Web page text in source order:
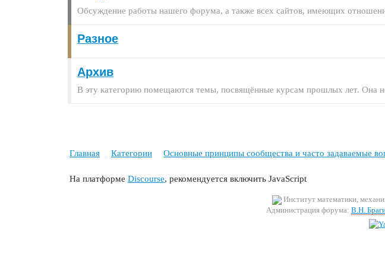
Обсуждение работы нашего форума, а также всех сайтов, имеющих
Разное
Архив
В эту категорию помещаются темы, посвящённые курсам прошлых лет. Она
Главная Категории Основные принципы сообщества и часто задаваемые
На платформе Discourse, рекомендуется включить JavaScript
Институт математики,
Администрация форума: В.Н.